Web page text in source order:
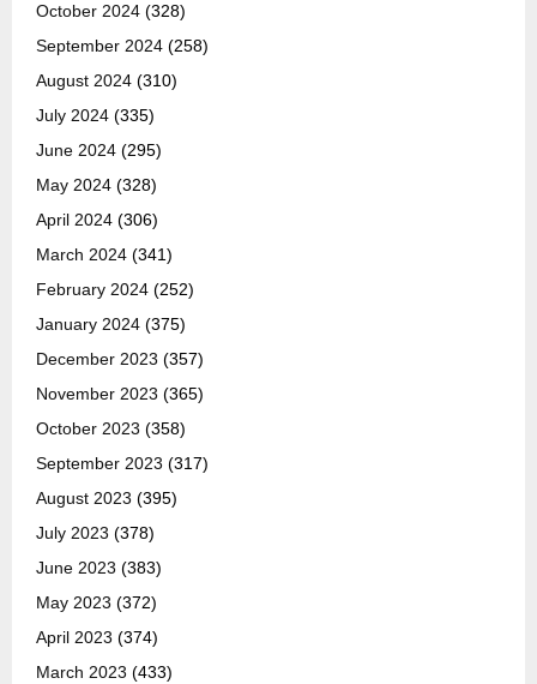
October 2024 (328)
September 2024 (258)
August 2024 (310)
July 2024 (335)
June 2024 (295)
May 2024 (328)
April 2024 (306)
March 2024 (341)
February 2024 (252)
January 2024 (375)
December 2023 (357)
November 2023 (365)
October 2023 (358)
September 2023 (317)
August 2023 (395)
July 2023 (378)
June 2023 (383)
May 2023 (372)
April 2023 (374)
March 2023 (433)